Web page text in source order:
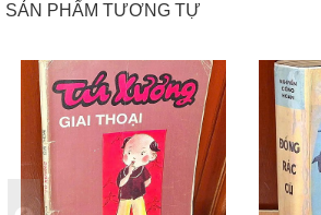
SẢN PHẨM TƯƠNG TỰ